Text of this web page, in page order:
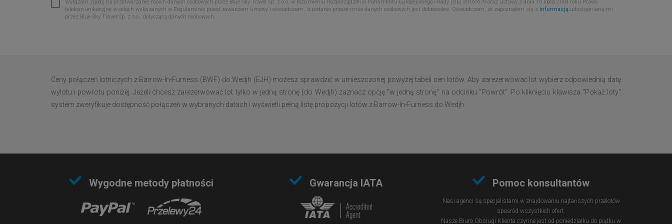
Wyrażam zgodę na przetwarzanie moich danych osobowych przez Blue Sky Travel sp. z o.o. w rozumieniu Rozporządzenia Parlamentu Europejskiego i Rady (UE) 2016/679 oraz ustawy z dnia 16 lipca 2004 roku Prawo
telekomunikacyjne w celach wskazanych w Regulaminie przed zawarciem umowy i oświadczam, iż podanie przeze mnie danych osobowych jest dobrowolne. Oświadczam, że zapoznałem się z informacją udostępnianą mi
przez Blue Sky Travel Sp. z o.o., dotyczącą danych osobowych.
Ceny połączeń lotniczych z Barrow-In-Furness (BWF) do Wedjh (EJH) możesz sprawdzić w umieszczonej powyżej tabeli cen lotów. Aby zarezerwować lot wybierz odpowiednią datę
wylotu i powrotu poniżej. Jeżeli chcesz zarezerwować lot tylko w jedną stronę (do Wedjh) zaznacz opcję "w jedną stronę" na odcinku "Powrót". Po kliknięciu klawisza "Pokaż loty"
system zweryfikuje dostępność połączeń w wybranych datach i wyświetli pełną listę propozycji lotów z Barrow-In-Furness do Wedjh.
Wygodne metody płatności Gwarancja IATA Pomoc konsultantów
Nasi agenci są specjalistami w znajdowaniu najtańszych przelotów
spośród wszystkich ofert.
Nasze Biuro Obsługi Klienta czynne jest od poniedziałku do piątku w